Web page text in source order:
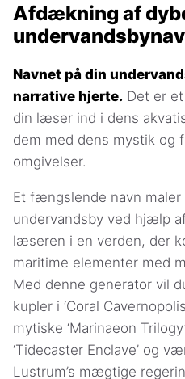
Afdækning af
Navnet på din
narrative hjerte. Det er
din læser ind i dens
dem med dens mystik og
omgivelser.
Et fængslende navn
undervandsby ved hjælp
læseren i en verden, der
maritime elementer med
Med denne generator vil
kupler i ‘Coral
mytiske ‘Marinaeon
‘Tidecaster Enclave’ og
Lustrum’s mægtige